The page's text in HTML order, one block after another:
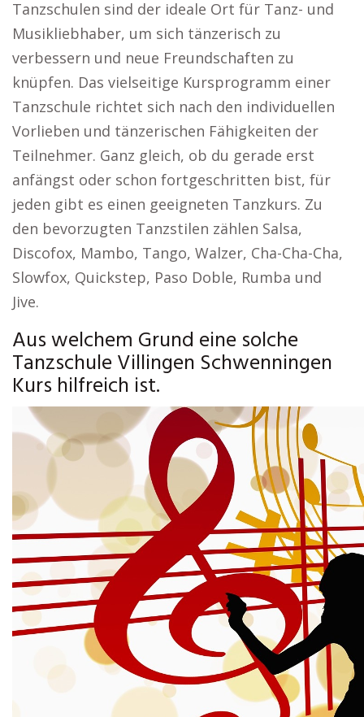
Tanzschulen sind der ideale Ort für Tanz- und
Musikliebhaber, um sich tänzerisch zu
verbessern und neue Freundschaften zu
knüpfen. Das vielseitige Kursprogramm einer
Tanzschule richtet sich nach den individuellen
Vorlieben und tänzerischen Fähigkeiten der
Teilnehmer. Ganz gleich, ob du gerade erst
anfängst oder schon fortgeschritten bist, für
jeden gibt es einen geeigneten Tanzkurs. Zu
den bevorzugten Tanzstilen zählen Salsa,
Discofox, Mambo, Tango, Walzer, Cha-Cha-Cha,
Slowfox, Quickstep, Paso Doble, Rumba und
Jive.
Aus welchem Grund eine solche
Tanzschule Villingen Schwenningen
Kurs hilfreich ist.